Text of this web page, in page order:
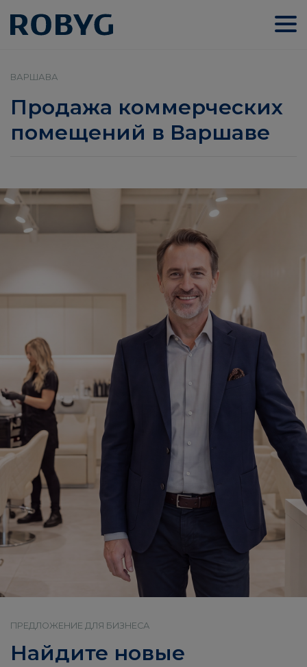
ВАРШАВА
Продажа коммерческих
помещений в Варшаве
ПРЕДЛОЖЕНИЕ ДЛЯ БИЗНЕСА
Найдите новые